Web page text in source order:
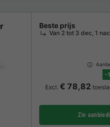
toegestaan * Koffiezetapparaat
Beste prijs
Van 2 tot 3 dec, 1
-
Excl. € 78,82
Zie